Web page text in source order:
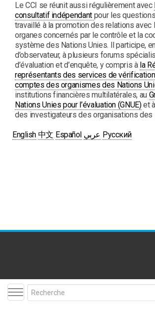
Search form
Toggle navigation
Le CCI se réunit aussi régulièrement avec
consultatif indépendant pour les questions
travaillé à la promotion des relations avec
organes concernés par le contrôle et la
système des Nations Unies. Il participe,
d’observateur, à plusieurs forums
d’évaluation et d’enquête, y compris à la
représentants des services de
comptes des organismes des Nations
institutions financières multilatérales, au
Nations Unies pour l’évaluation (GNUE)et
des investigateurs des organisations des
English 中文 Español عربي Русский